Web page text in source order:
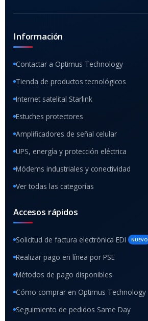
Información
Contactar a Optimus Technology
Tienda de productos tecnológicos
Internet satelital Starlink
Estuches protectores
Amplificadores de señal celular
UPS, energía y protección eléctrica
Módems industriales y conectividad
Ver todas las categorías
Accesos rápidos
Solicitud de factura electrónica EDI NUEVO
Realizar pago en línea por PSE
Métodos de pago disponibles
Cómo comprar en Optimus Technology
Seguimiento de pedidos Same Day